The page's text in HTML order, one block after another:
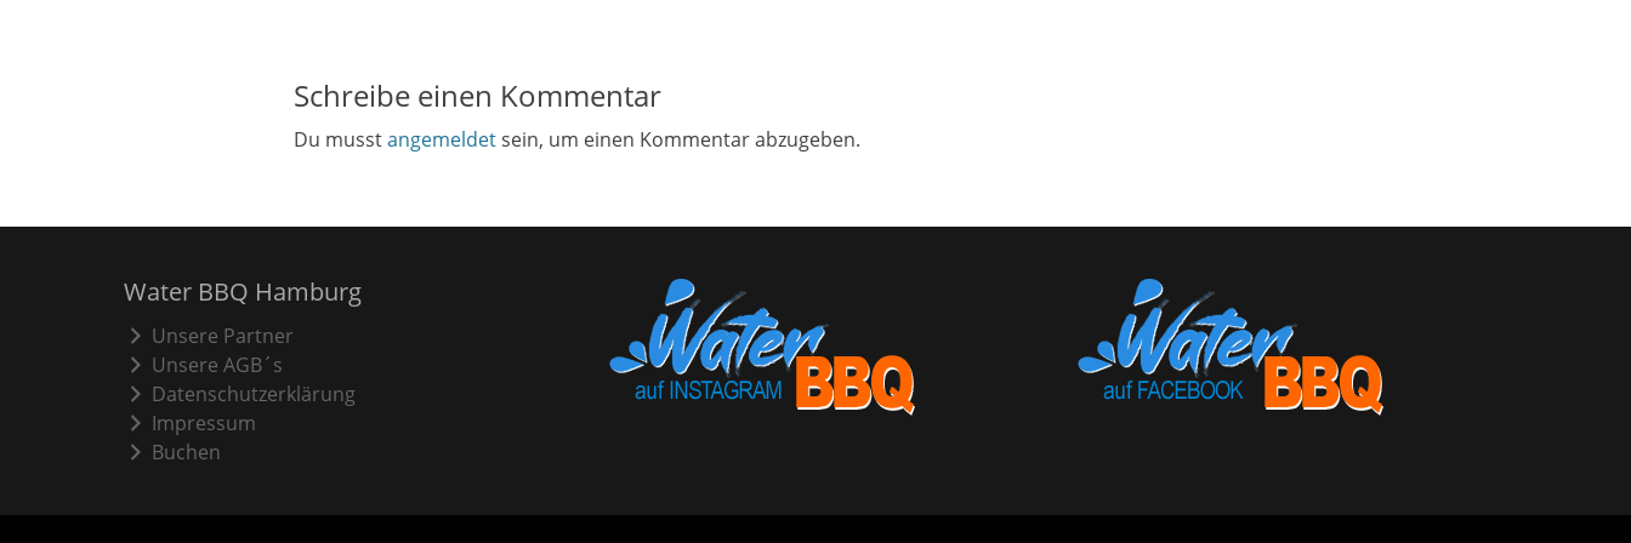
Schreibe einen Kommentar
Du musstangemeldetsein, um einen Kommentar abzugeben.
Water BBQ Hamburg
Unsere Partner
Unsere AGB´s
Datenschutzerklärung
Impressum
Buchen